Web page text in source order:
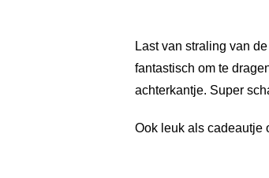
Last van straling van
fantastisch om te
achterkantje. Super
Ook leuk als cadeautje